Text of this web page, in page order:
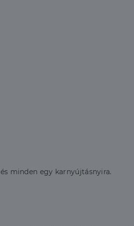
minden egy karnyújtásnyira.